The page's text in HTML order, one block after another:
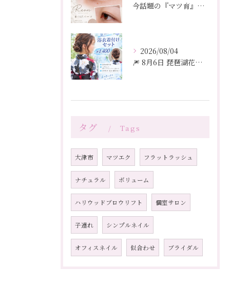
今話題の『マツ育』で理想の目元へ」
2026/08/04
🎆 8月6日 琵琶湖花火大会 🎆
タグ Tags
大津市 マツエク フラットラッシュ
ナチュラル ボリューム
ハリウッドブロウリフト 個室サロン
子連れ シンプルネイル
オフィスネイル 似合わせ ブライダル